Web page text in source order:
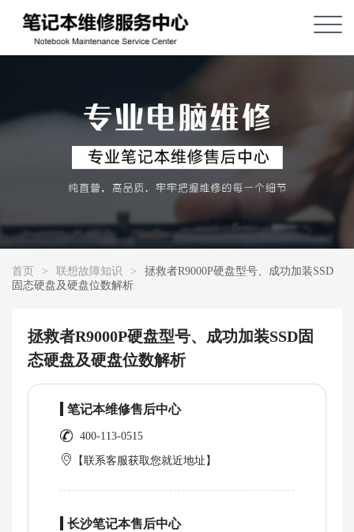
首页 > 联想故障知识 >
拯救者R9000P硬盘型号、成功加装SSD
固态硬盘及硬盘位数解析
拯救者R9000P硬盘型号、成功加装SSD固
态硬盘及硬盘位数解析
笔记本维修售后中心
400-113-0515
【联系客服获取您就近地址】
长沙笔记本售后中心